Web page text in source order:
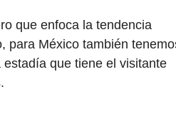
que enfoca la tendencia
para México también
que tiene el visitante